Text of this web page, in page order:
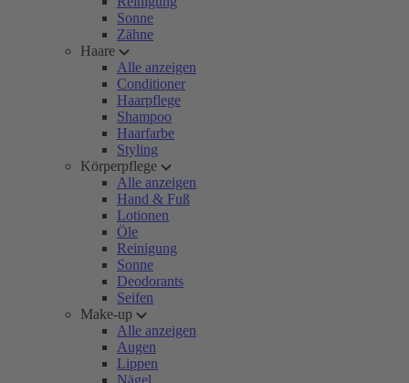
Sonne
Zähne
Haare
Alle anzeigen
Conditioner
Haarpflege
Shampoo
Haarfarbe
Styling
Körperpflege
Alle anzeigen
Hand & Fuß
Lotionen
Öle
Reinigung
Sonne
Deodorants
Seifen
Make-up
Alle anzeigen
Augen
Lippen
Nägel